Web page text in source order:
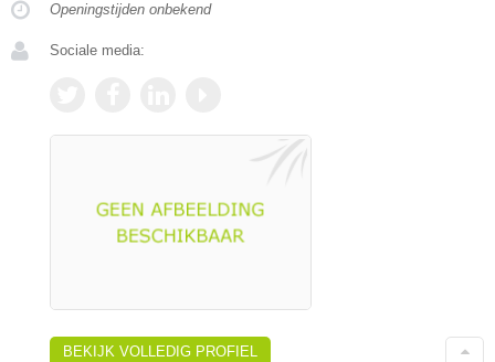
Openingstijden onbekend
Sociale media:
BEKIJK VOLLEDIG PROFIEL